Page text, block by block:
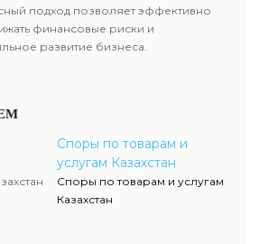
подход позволяет эффективно
финансовые риски и
развитие бизнеса.
Споры по товарам и
услугам Казахстан
Споры по товарам и услугам
Казахстан